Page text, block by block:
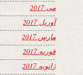
می 2017
آوریل 2017
مارس 2017
فوریه 2017
ژانویه 2017